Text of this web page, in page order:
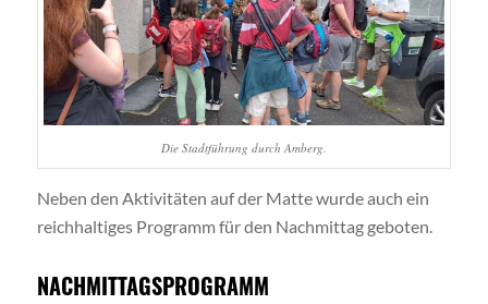
Die Stadtführung durch Amberg.
Neben den Aktivitäten auf der Matte wurde auch ein
reichhaltiges Programm für den Nachmittag geboten.
NACHMITTAGSPROGRAMM